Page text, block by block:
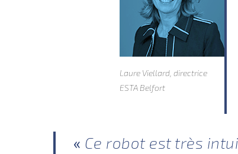
Laure Viellard, directrice
ESTA Belfort
« Ce robot est très